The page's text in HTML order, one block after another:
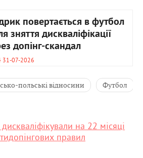
повертається в футбол
зняття дискваліфікації
допінг-скандал
31-07-2026
польські відносини Футбол
на 22 місяці
правил